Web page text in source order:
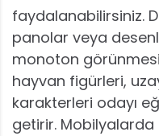
faydalanabilirsiniz.
panolar veya
monoton
hayvan figürleri,
karakterleri odayı
getirir. Mobilyalarda